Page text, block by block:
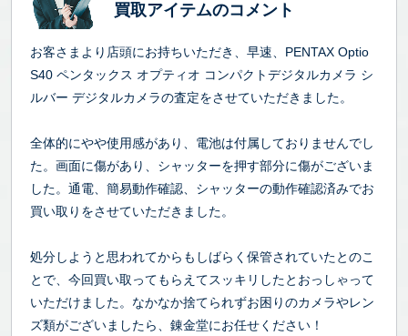
買取アイテムのコメント
お客さまより店頭にお持ちいただき、早速、PENTAX Optio
S40 ペンタックス オプティオ コンパクトデジタルカメラ シ
ルバー デジタルカメラの査定をさせていただきました。
全体的にやや使用感があり、電池は付属しておりませんでし
た。画面に傷があり、シャッターを押す部分に傷がございま
した。通電、簡易動作確認、シャッターの動作確認済みでお
買い取りをさせていただきました。
処分しようと思われてからもしばらく保管されていたとのこ
とで、今回買い取ってもらえてスッキリしたとおっしゃって
いただけました。なかなか捨てられずお困りのカメラやレン
ズ類がございましたら、錬金堂にお任せください！